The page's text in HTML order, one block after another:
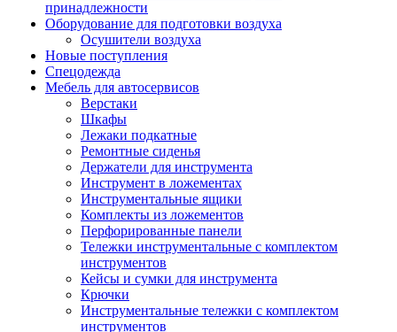
принадлежности
Оборудование для подготовки воздуха
Осушители воздуха
Новые поступления
Спецодежда
Мебель для автосервисов
Верстаки
Шкафы
Лежаки подкатные
Ремонтные сиденья
Держатели для инструмента
Инструмент в ложементах
Инструментальные ящики
Комплекты из ложементов
Перфорированные панели
Тележки инструментальные с комплектом
инструментов
Кейсы и сумки для инструмента
Крючки
Инструментальные тележки с комплектом
инструментов